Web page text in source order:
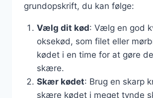
grundopskrift, du kan følge:
Vælg dit kød: Vælg en god
oksekød, som filet eller
kødet i en time for at gøre
skære.
Skær kødet: Brug en skarp
skære kødet i meget tynde